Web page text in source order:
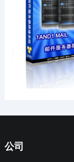
公司